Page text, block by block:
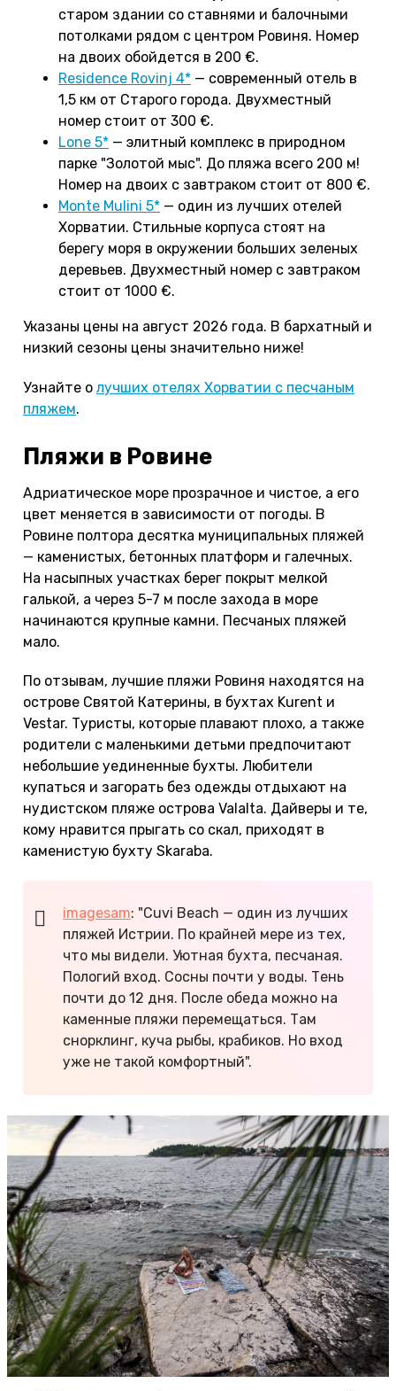
старом здании со ставнями и балочными
потолками рядом с центром Ровиня. Номер
на двоих обойдется в 200 €.
Residence Rovinj 4* — современный отель в
1,5 км от Старого города. Двухместный
номер стоит от 300 €.
Lone 5* — элитный комплекс в природном
парке "Золотой мыс". До пляжа всего 200 м!
Номер на двоих с завтраком стоит от 800 €.
Monte Mulini 5* — один из лучших отелей
Хорватии. Стильные корпуса стоят на
берегу моря в окружении больших зеленых
деревьев. Двухместный номер с завтраком
стоит от 1000 €.
Указаны цены на август 2026 года. В бархатный и
низкий сезоны цены значительно ниже!
Узнайте о лучших отелях Хорватии с песчаным
пляжем.
Пляжи в Ровине
Адриатическое море прозрачное и чистое, а его
цвет меняется в зависимости от погоды. В
Ровине полтора десятка муниципальных пляжей
— каменистых, бетонных платформ и галечных.
На насыпных участках берег покрыт мелкой
галькой, а через 5-7 м после захода в море
начинаются крупные камни. Песчаных пляжей
мало.
По отзывам, лучшие пляжи Ровиня находятся на
острове Святой Катерины, в бухтах Kurent и
Vestar. Туристы, которые плавают плохо, а также
родители с маленькими детьми предпочитают
небольшие уединенные бухты. Любители
купаться и загорать без одежды отдыхают на
нудистском пляже острова Valalta. Дайверы и те,
кому нравится прыгать со скал, приходят в
каменистую бухту Skaraba.
imagesam: "Cuvi Beach — один из лучших
пляжей Истрии. По крайней мере из тех,
что мы видели. Уютная бухта, песчаная.
Пологий вход. Сосны почти у воды. Тень
почти до 12 дня. После обеда можно на
каменные пляжи перемещаться. Там
снорклинг, куча рыбы, крабиков. Но вход
уже не такой комфортный".